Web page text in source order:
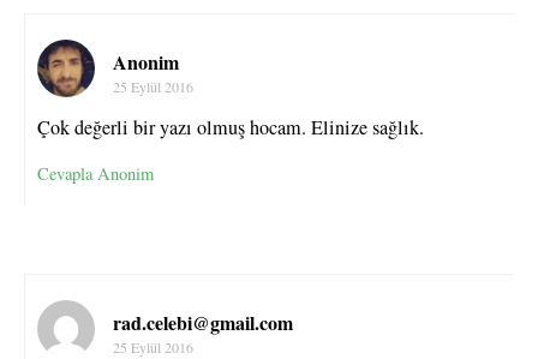
Anonim
25 Eylül 2016
Çok değerli bir yazı olmuş hocam. Elinize sağlık.
Cevapla Anonim
rad.celebi@gmail.com
25 Eylül 2016